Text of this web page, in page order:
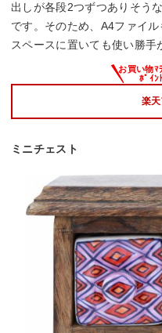
出しが各段2つずつありそう
です。そのため、A4ファイ
スペースに置いても使い勝手
楽
ミニチェスト